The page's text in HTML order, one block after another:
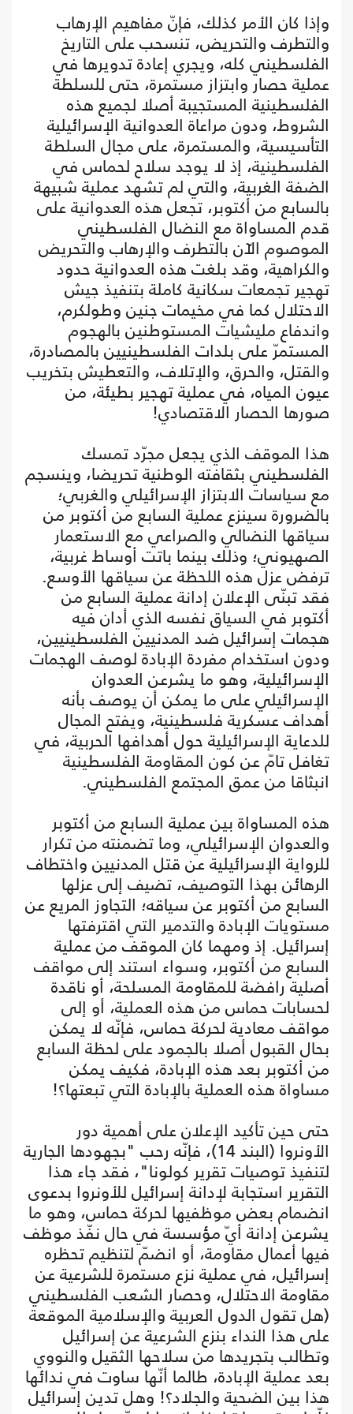
وإذا كان الأمر كذلك، فإنّ مفاهيم الإرهاب
والتطرف والتحريض، تنسحب على التاريخ
الفلسطيني كله، ويجري إعادة تدويرها في
عملية حصار وابتزاز مستمرة، حتى للسلطة
الفلسطينية المستجيبة أصلا لجميع هذه
الشروط، ودون مراعاة العدوانية الإسرائيلية
التأسيسية، والمستمرة، على مجال السلطة
الفلسطينية، إذ لا يوجد سلاح لحماس في
الضفة الغربية، والتي لم تشهد عملية شبيهة
بالسابع من أكتوبر، تجعل هذه العدوانية على
قدم المساواة مع النضال الفلسطيني
الموصوم الآن بالتطرف والإرهاب والتحريض
والكراهية، وقد بلغت هذه العدوانية حدود
تهجير تجمعات سكانية كاملة بتنفيذ جيش
الاحتلال كما في مخيمات جنين وطولكرم،
واندفاع مليشيات المستوطنين بالهجوم
المستمرّ على بلدات الفلسطينيين بالمصادرة،
والقتل، والحرق، والإتلاف، والتعطيش بتخريب
عيون المياه، في عملية تهجير بطيئة، من
صورها الحصار الاقتصادي!
هذا الموقف الذي يجعل مجرّد تمسك
الفلسطيني بثقافته الوطنية تحريضا، وينسجم
مع سياسات الابتزاز الإسرائيلي والغربي؛
بالضرورة سينزع عملية السابع من أكتوبر من
سياقها النضالي والصراعي مع الاستعمار
الصهيوني؛ وذلك بينما باتت أوساط غربية،
ترفض عزل هذه اللحظة عن سياقها الأوسع.
فقد تبنّى الإعلان إدانة عملية السابع من
أكتوبر في السياق نفسه الذي أدان فيه
هجمات إسرائيل ضد المدنيين الفلسطينيين،
ودون استخدام مفردة الإبادة لوصف الهجمات
الإسرائيلية، وهو ما يشرعن العدوان
الإسرائيلي على ما يمكن أن يوصف بأنه
أهداف عسكرية فلسطينية، ويفتح المجال
للدعاية الإسرائيلية حول أهدافها الحربية، في
تغافل تامّ عن كون المقاومة الفلسطينية
انبثاقا من عمق المجتمع الفلسطيني.
هذه المساواة بين عملية السابع من أكتوبر
والعدوان الإسرائيلي، وما تضمنته من تكرار
للرواية الإسرائيلية عن قتل المدنيين واختطاف
الرهائن بهذا التوصيف، تضيف إلى عزلها
السابع من أكتوبر عن سياقه؛ التجاوز المريع عن
مستويات الإبادة والتدمير التي اقترفتها
إسرائيل. إذ ومهما كان الموقف من عملية
السابع من أكتوبر، وسواء استند إلى مواقف
أصلية رافضة للمقاومة المسلحة، أو ناقدة
لحسابات حماس من هذه العملية، أو إلى
مواقف معادية لحركة حماس، فإنّه لا يمكن
بحال القبول أصلا بالجمود على لحظة السابع
من أكتوبر بعد هذه الإبادة، فكيف يمكن
مساواة هذه العملية بالإبادة التي تبعتها؟!
حتى حين تأكيد الإعلان على أهمية دور
الأونروا (البند 14)، فإنّه رحب "بجهودها الجارية
لتنفيذ توصيات تقرير كولونا"، فقد جاء هذا
التقرير استجابة لإدانة إسرائيل للأونروا بدعوى
انضمام بعض موظفيها لحركة حماس، وهو ما
يشرعن إدانة أيّ مؤسسة في حال نفّذ موظف
فيها أعمال مقاومة، أو انضمّ لتنظيم تحظره
إسرائيل، في عملية نزع مستمرة للشرعية عن
مقاومة الاحتلال، وحصار الشعب الفلسطيني
(هل تقول الدول العربية والإسلامية الموقعة
على هذا النداء بنزع الشرعية عن إسرائيل
وتطالب بتجريدها من سلاحها الثقيل والنووي
بعد عملية الإبادة، طالما أنّها ساوت في ندائها
هذا بين الضحية والجلاد؟! وهل تدين إسرائيل